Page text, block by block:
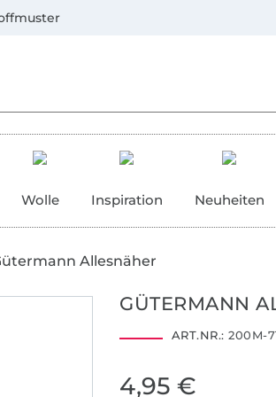
Wolle Inspiration Neuheiten
Allesnäher
GÜTERMANN
ART.NR.: 200M-
4,95 €
Kauf auf Rechnung, Vorkasse